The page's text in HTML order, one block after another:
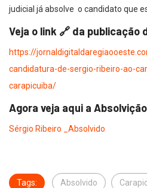
judicial já absolve o candidato que
Veja o link 🔗 da publicação
https://
candidatura-de-sergio-ribeiro-ao-
carapicuiba/
Agora veja aqui a
Sérgio Ribeiro _Absolvido
Tags: Absolvido